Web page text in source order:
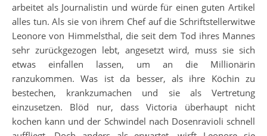
arbeitet als Journalistin und würde für einen guten Artikel
alles tun. Als sie von ihrem Chef auf die Schriftstellerwitwe
Leonore von Himmelsthal, die seit dem Tod ihres Mannes
sehr zurückgezogen lebt, angesetzt wird, muss sie sich
etwas einfallen lassen, um an die Millionärin
ranzukommen. Was ist da besser, als ihre Köchin zu
bestechen, krankzumachen und sie als Vertretung
einzusetzen. Blöd nur, dass Victoria überhaupt nicht
kochen kann und der Schwindel nach Dosenravioli schnell